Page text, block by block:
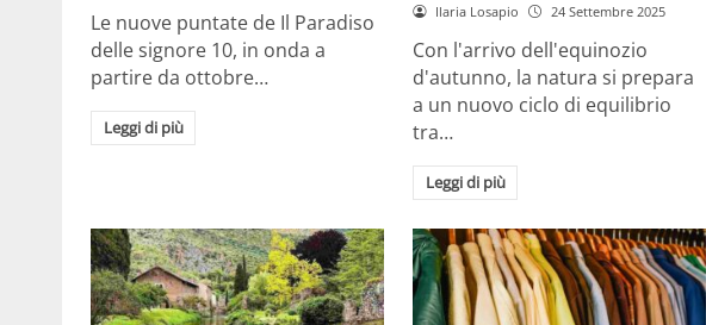
Le nuove puntate de Il Paradiso
delle signore 10, in onda a
partire da ottobre…
Leggi di più
Ilaria Losapio 24 Settembre 2025
Con l'arrivo dell'equinozio
d'autunno, la natura si prepara
a un nuovo ciclo di equilibrio
tra…
Leggi di più